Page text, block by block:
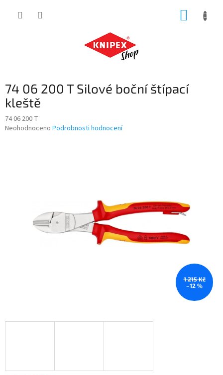
74 06 200 T Silové boční štípací
kleště
74 06 200 T
Průměrné
Neohodnoceno Podrobnosti hodnocení
1 215 Kč
–12 %